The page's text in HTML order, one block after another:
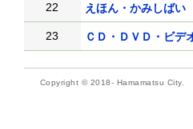
22 えほん・かみしばい
23 ＣＤ・ＤＶＤ・ビデ
Copyright © 2018- Hamamatsu City.